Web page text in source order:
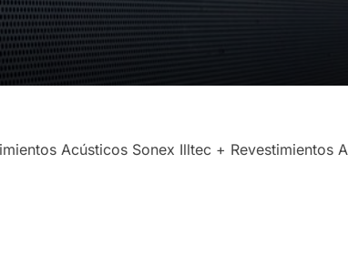
Acústicos Sonex Illtec + Revestimientos